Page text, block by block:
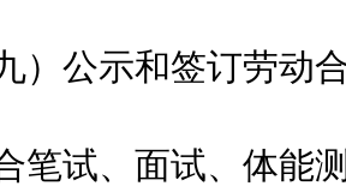
公示和签订劳动
试、面试、体能测